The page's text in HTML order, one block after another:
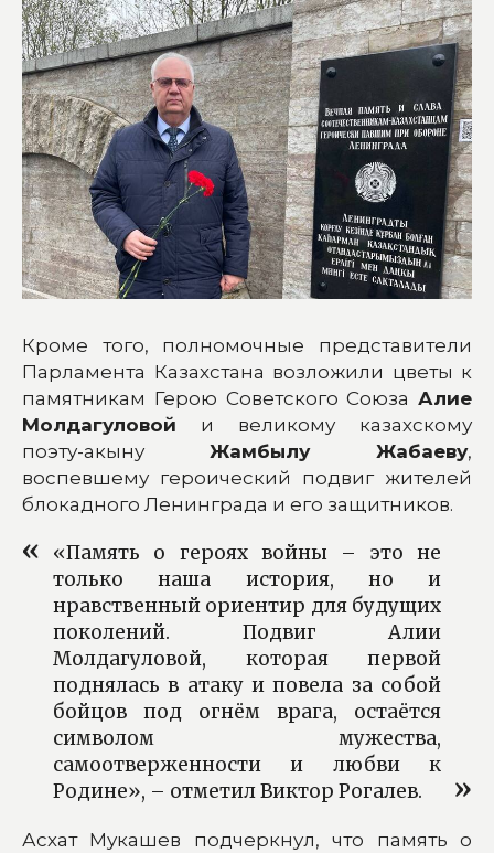
Кроме того, полномочные представители
Парламента Казахстана возложили цветы к
памятникам Герою Советского Союза Алие
Молдагуловой и великому казахскому
поэту-акыну Жамбылу Жабаеву,
воспевшему героический подвиг жителей
блокадного Ленинграда и его защитников.
«Память о героях войны – это не
только наша история, но и
нравственный ориентир для будущих
поколений. Подвиг Алии
Молдагуловой, которая первой
поднялась в атаку и повела за собой
бойцов под огнём врага, остаётся
символом мужества,
самоотверженности и любви к
Родине», – отметил Виктор Рогалев.
Асхат Мукашев подчеркнул, что память о